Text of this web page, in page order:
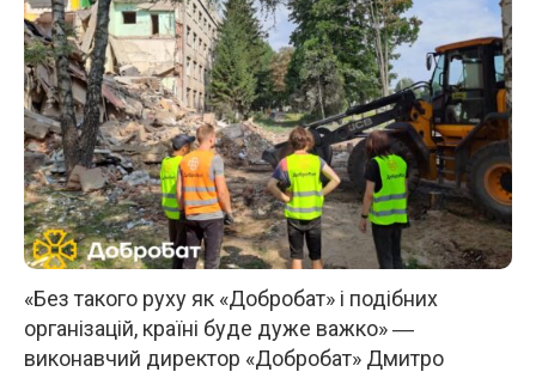
«Без такого руху як «Добробат» і подібних
організацій, країні буде дуже важко» ―
виконавчий директор «Добробат» Дмитро